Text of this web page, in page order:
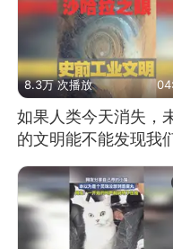
8.3万 次播放
如果人类今天消失，
的文明能不能发现我